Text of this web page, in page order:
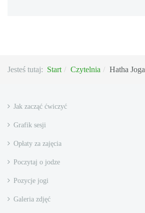
Jesteś tutaj: Start Czytelnia Hatha Joga
Jak zacząć ćwiczyć
Grafik sesji
Opłaty za zajęcia
Poczytaj o jodze
Pozycje jogi
Galeria zdjęć